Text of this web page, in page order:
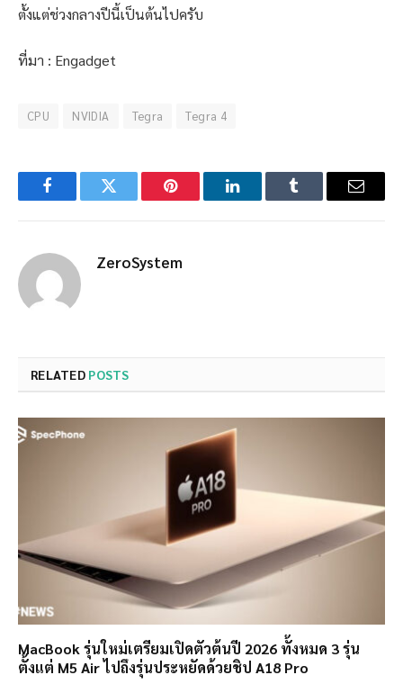
ตั้งแต่ช่วงกลางปีนี้เป็นต้นไปครับ
ที่มา : Engadget
CPU NVIDIA Tegra Tegra 4
FacebookTwitter Pinterest LinkedInTumblr Email
ZeroSystem
RELATED POSTS
MacBook รุ่นใหม่เตรียมเปิดตัวต้นปี 2026 ทั้งหมด 3 รุ่น
ตั้งแต่ M5 Air ไปถึงรุ่นประหยัดด้วยชิป A18 Pro